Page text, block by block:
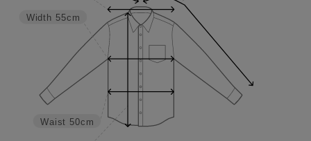
Waist 50cm
Width 55cm